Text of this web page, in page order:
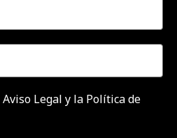
Aviso Legal y la Política de